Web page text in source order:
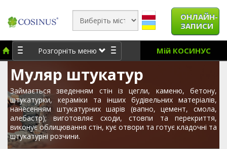
ОНЛАЙН-
ЗАПИСИ
Розгорніть меню Мій КОСИНУС
Муляр штукатур
Займається зведенням стін із цегли, каменю, бетону,
штукатурки, кераміки та інших будівельних матеріалів,
нанесенням штукатурних шарів (вапно, цемент, смола,
алебастр); виготовляє сходи, стовпи та перекриття,
виконує облицювання стін, кує отвори та готує кладочні та
штукатурні розчини.